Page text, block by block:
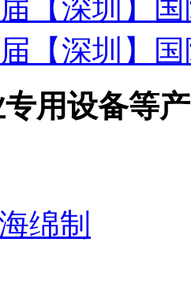
【深圳】
【深圳】
用设备等
绵制